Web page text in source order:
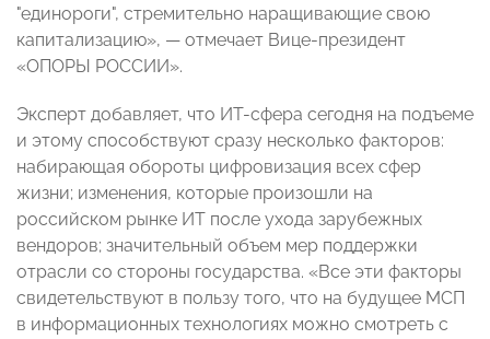
"единороги", стремительно наращивающие свою
капитализацию», — отмечает Вице-президент
«ОПОРЫ РОССИИ».
Эксперт добавляет, что ИТ-сфера сегодня на подъеме
и этому способствуют сразу несколько факторов:
набирающая обороты цифровизация всех сфер
жизни; изменения, которые произошли на
российском рынке ИТ после ухода зарубежных
вендоров; значительный объем мер поддержки
отрасли со стороны государства. «Все эти факторы
свидетельствуют в пользу того, что на будущее МСП
в информационных технологиях можно смотреть с